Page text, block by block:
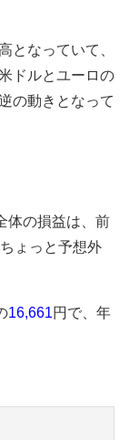
となっていて、
ドルとユーロの
の動きとなって
体の損益は、前
ょっと予想外
16,661円で、年